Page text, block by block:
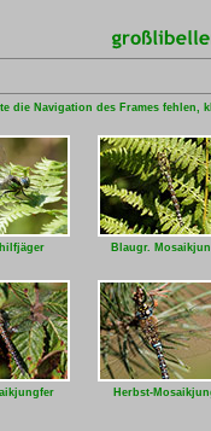
die Navigation des Frames fehlen,
Blaugr.
Herbst-